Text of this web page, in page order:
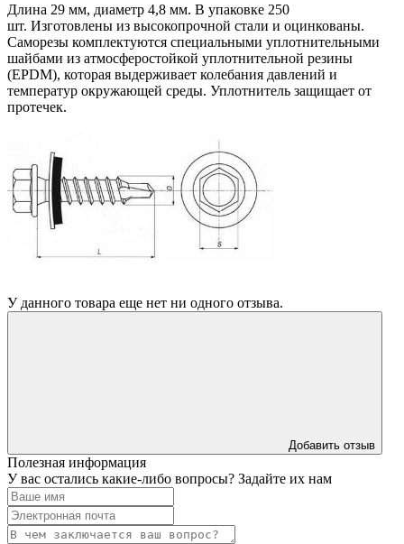
Длина 29 мм, диаметр 4,8 мм. В упаковке 250
шт. Изготовлены из высокопрочной стали и оцинкованы.
Саморезы комплектуются специальными уплотнительными
шайбами из атмосферостойкой уплотнительной резины
(EPDM), которая выдерживает колебания давлений и
температур окружающей среды. Уплотнитель защищает от
протечек.
У данного товара еще нет ни одного отзыва.
Добавить отзыв
Полезная информация
У вас остались какие-либо вопросы? Задайте их нам